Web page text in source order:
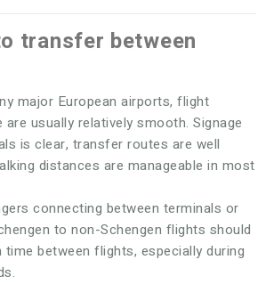
transfer between
major European airports, flight
usually relatively smooth. Signage
is clear, transfer routes are well
distances are manageable in most
connecting between terminals or
to non-Schengen flights should
time between flights, especially during